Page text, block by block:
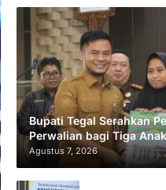
Bupati Tegal Serahkan
Perwalian bagi Tiga
Agustus 7, 2026